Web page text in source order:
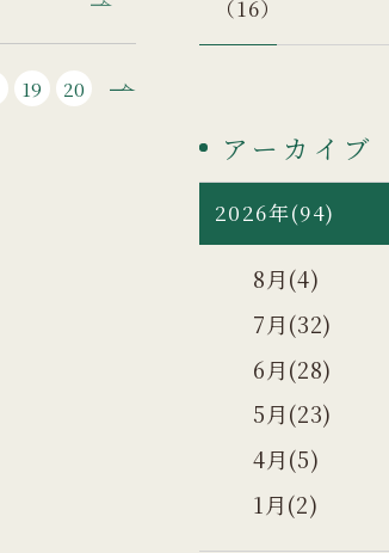
19 20
（16）
アーカイブ
2026年(94)
8月(4)
7月(32)
6月(28)
5月(23)
4月(5)
1月(2)